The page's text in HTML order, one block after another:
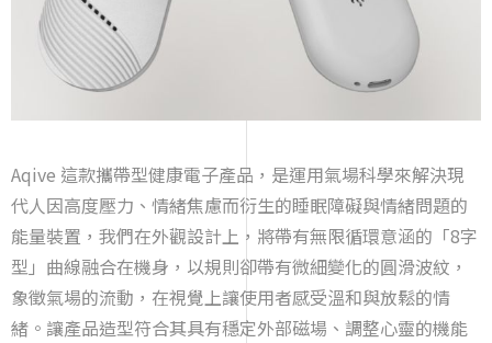
Aqive 這款攜帶型健康電子產品，是運用氣場科學來解決現
代人因高度壓力、情緒焦慮而衍生的睡眠障礙與情緒問題的
能量裝置，我們在外觀設計上，將帶有無限循環意涵的「8字
型」曲線融合在機身，以規則卻帶有微細變化的圓滑波紋，
象徵氣場的流動，在視覺上讓使用者感受溫和與放鬆的情
緒。讓產品造型符合其具有穩定外部磁場、調整心靈的機能